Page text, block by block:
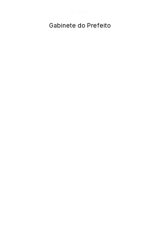
Gabinete do Prefeito